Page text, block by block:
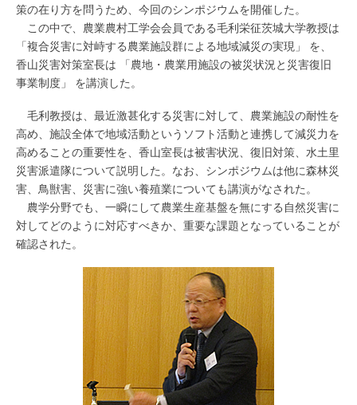
策の在り方を問うため、今回のシンポジウムを開催した。
この中で、農業農村工学会会員である毛利栄征茨城大学教授は
「複合災害に対峙する農業施設群による地域減災の実現」 を、
香山災害対策室長は 「農地・農業用施設の被災状況と災害復旧
事業制度」 を講演した。
毛利教授は、最近激甚化する災害に対して、農業施設の耐性を
高め、施設全体で地域活動というソフト活動と連携して減災力を
高めることの重要性を、香山室長は被害状況、復旧対策、水土里
災害派遣隊について説明した。なお、シンポジウムは他に森林災
害、鳥獣害、災害に強い養殖業についても講演がなされた。
農学分野でも、一瞬にして農業生産基盤を無にする自然災害に
対してどのように対応すべきか、重要な課題となっていることが
確認された。